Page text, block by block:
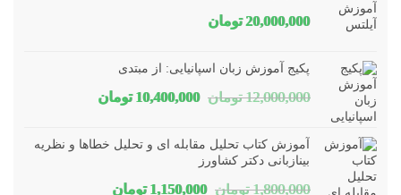
20,000,000 تومان
پکیج آموزش زبان اسپانیایی: از مبتدی
12,000,000 تومان قیمت
بود.
10,400,000 تومانقیمت
آموزش کتاب تحلیل مقابله ای و تحلیل خطاها و نظریه
بینازبانی دکتر کشاورز
1,800,000 تومان قیمت
1,150,000 تومانقیمت